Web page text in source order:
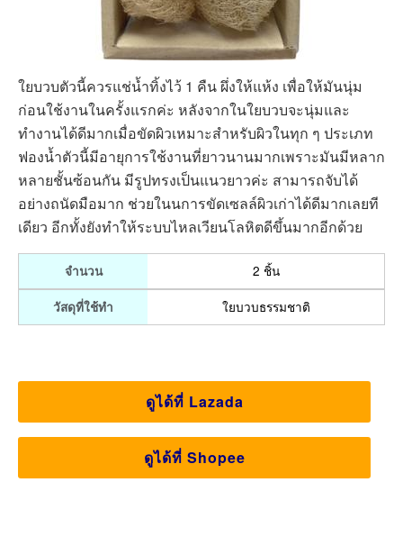
ใยบวบตัวนี้ควรแช่น้ำทิ้งไว้ 1 คืน ผึ่งให้แห้ง เพื่อให้มันนุ่ม
ก่อนใช้งานในครั้งแรกค่ะ หลังจากในใยบวบจะนุ่มและ
ทำงานได้ดีมากเมื่อขัดผิวเหมาะสำหรับผิวในทุก ๆ ประเภท
ฟองน้ำตัวนี้มีอายุการใช้งานที่ยาวนานมากเพราะมันมีหลาก
หลายชั้นซ้อนกัน มีรูปทรงเป็นแนวยาวค่ะ สามารถจับได้
อย่างถนัดมือมาก ช่วยในนการขัดเซลล์ผิวเก่าได้ดีมากเลยที
เดียว อีกทั้งยังทำให้ระบบไหลเวียนโลหิตดีขึ้นมากอีกด้วย
จำนวน 2 ชิ้น
วัสดุที่ใช้ทำ ใยบวบธรรมชาติ
ดูได้ที่ Lazada
ดูได้ที่ Shopee